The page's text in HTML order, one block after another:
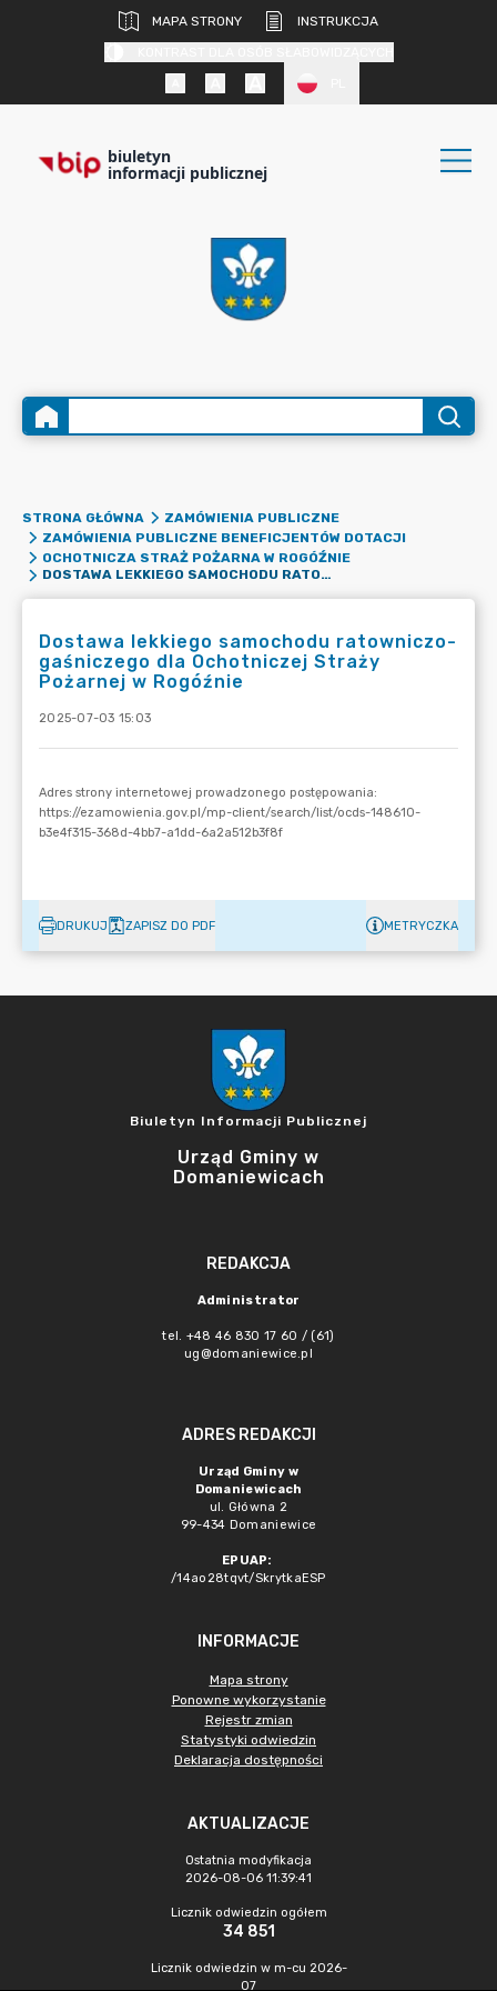
MAPA STRONY
INSTRUKCJA
biuletyn
informacji publicznej
STRONA GŁÓWNA
ZAMÓWIENIA PUBLICZNE
ZAMÓWIENIA PUBLICZNE BENEFICJENTÓW DOTACJI
OCHOTNICZA STRAŻ POŻARNA W ROGÓŹNIE
DOSTAWA LEKKIEGO SAMOCHODU RATOWNICZO-GAŚNICZEGO DLA OCHOTNICZEJ STRAŻY POŻARNEJ W ROGÓŹNIE
Dostawa lekkiego samochodu ratowniczo-
gaśniczego dla Ochotniczej Straży
Pożarnej w Rogóźnie
2025-07-03 15:03
DRUKUJ ZAPISZ DO PDF METRYCZKA
Biuletyn Informacji Publicznej
Urząd Gminy w
Domaniewicach
REDAKCJA
Administrator
tel. +48 46 830 17 60 / (61)
ug@domaniewice.pl
ADRES REDAKCJI
Urząd Gminy w
Domaniewicach
ul. Główna 2
99-434 Domaniewice
EPUAP:
/14ao28tqvt/SkrytkaESP
INFORMACJE
Mapa strony
Ponowne wykorzystanie
Rejestr zmian
Statystyki odwiedzin
Deklaracja dostępności
AKTUALIZACJE
Ostatnia modyfikacja
2026-08-06 11:39:41
Licznik odwiedzin ogółem
34 851
Licznik odwiedzin w m-cu 2026-
07